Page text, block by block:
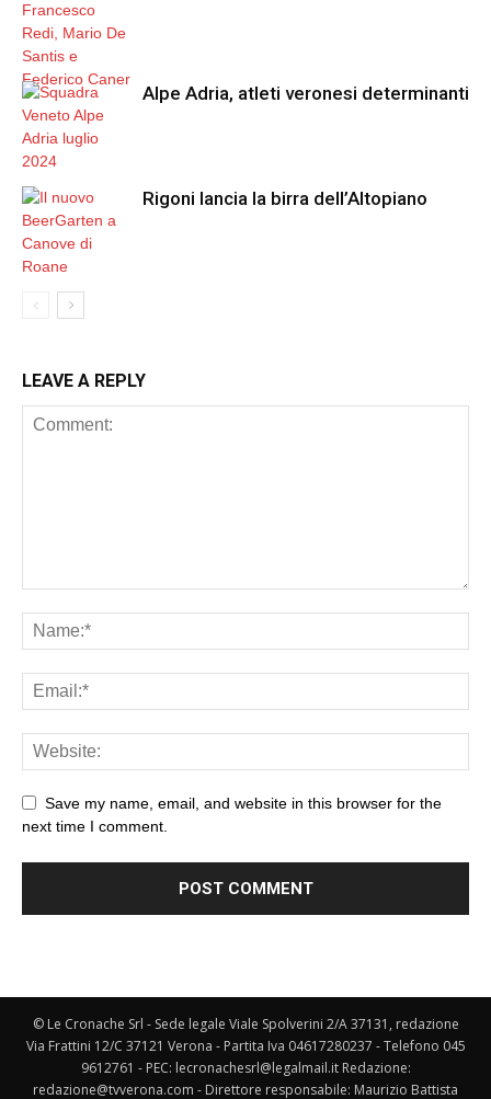
Alpe Adria, atleti veronesi determinanti
Rigoni lancia la birra dell’Altopiano
LEAVE A REPLY
Save my name, email, and website in this browser for the
next time I comment.
© Le Cronache Srl - Sede legale Viale Spolverini 2/A 37131, redazione
Via Frattini 12/C 37121 Verona - Partita Iva 04617280237 - Telefono 045
9612761 - PEC: lecronachesrl@legalmail.it Redazione:
redazione@tvverona.com - Direttore responsabile: Maurizio Battista